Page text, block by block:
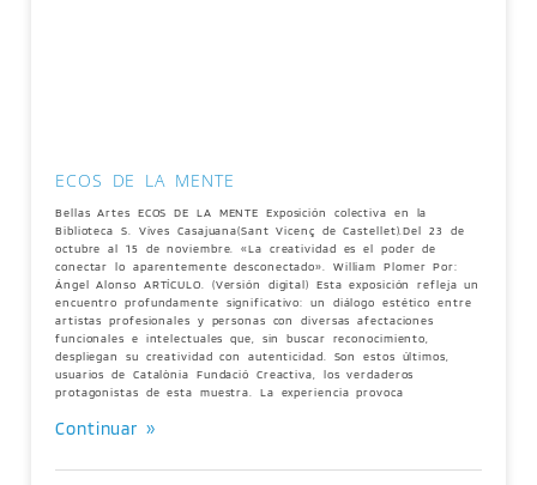
ECOS DE LA MENTE
Bellas Artes ECOS DE LA MENTE Exposición colectiva en la
Biblioteca S. Vives Casajuana(Sant Vicenç de Castellet).Del 23 de
octubre al 15 de noviembre. «La creatividad es el poder de
conectar lo aparentemente desconectado». William Plomer Por:
Ángel Alonso ARTÍCULO. (Versión digital) Esta exposición refleja un
encuentro profundamente significativo: un diálogo estético entre
artistas profesionales y personas con diversas afectaciones
funcionales e intelectuales que, sin buscar reconocimiento,
despliegan su creatividad con autenticidad. Son estos últimos,
usuarios de Catalònia Fundació Creactiva, los verdaderos
protagonistas de esta muestra. La experiencia provoca
Continuar »